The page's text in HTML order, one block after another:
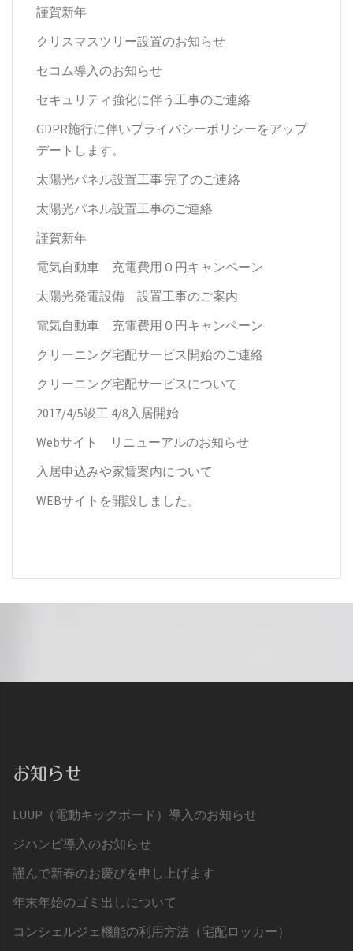
謹賀新年
クリスマスツリー設置のお知らせ
セコム導入のお知らせ
セキュリティ強化に伴う工事のご連絡
GDPR施行に伴いプライバシーポリシーをアップ
デートします。
太陽光パネル設置工事 完了のご連絡
太陽光パネル設置工事のご連絡
謹賀新年
電気自動車 充電費用０円キャンペーン
太陽光発電設備 設置工事のご案内
電気自動車 充電費用０円キャンペーン
クリーニング宅配サービス開始のご連絡
クリーニング宅配サービスについて
2017/4/5竣工 4/8入居開始
Webサイト リニューアルのお知らせ
入居申込みや家賃案内について
WEBサイトを開設しました。
お知らせ
LUUP（電動キックボード）導入のお知らせ
ジハンピ導入のお知らせ
謹んで新春のお慶びを申し上げます
年末年始のゴミ出しについて
コンシェルジェ機能の利用方法（宅配ロッカー）